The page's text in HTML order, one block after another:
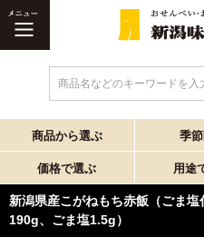
商品名などのキーワードを入
商品から選ぶ 季
価格で選ぶ 用途
新潟県産こがねもち赤飯（ごま
190g、ごま塩1.5g）